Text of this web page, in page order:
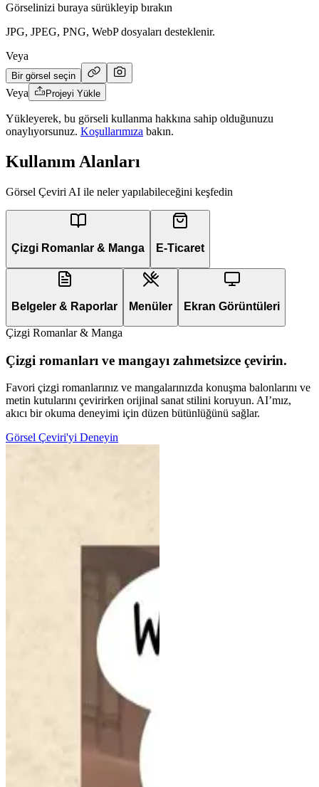
Görselinizi buraya sürükleyip bırakın
JPG, JPEG, PNG, WebP dosyaları desteklenir.
Veya
Bir görsel seçin
Veya Projeyi Yükle
Yükleyerek, bu görseli kullanma hakkına sahip olduğunuzu
onaylıyorsunuz. Koşullarımıza bakın.
Kullanım Alanları
Görsel Çeviri AI ile neler yapılabileceğini keşfedin
Çizgi Romanlar & Manga E-Ticaret
Belgeler & Raporlar Menüler Ekran Görüntüleri
Çizgi Romanlar & Manga
Çizgi romanları ve mangayı zahmetsizce çevirin.
Favori çizgi romanlarınız ve mangalarınızda konuşma balonlarını ve
metin kutularını çevirirken orijinal sanat stilini koruyun. AI’mız,
akıcı bir okuma deneyimi için düzen bütünlüğünü sağlar.
Görsel Çeviri'yi Deneyin